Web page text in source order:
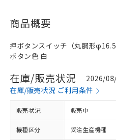
商品概要
押ボタンスイッチ（丸胴形
ボタン色 白
在庫/販売状況
2026/
在庫/販売状況 ご利用条件
販売状況 販売中
機種区分 受注生産機種